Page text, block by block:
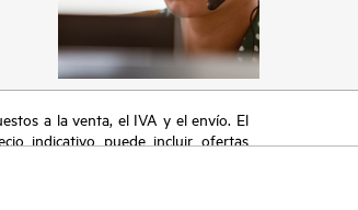
a la venta, el IVA y el envío. El
indicativo puede incluir ofertas